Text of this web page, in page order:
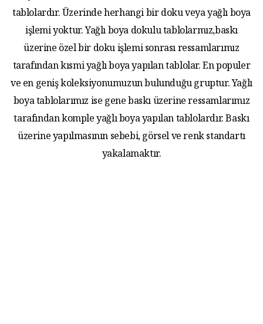
tablolardır. Üzerinde herhangi bir doku veya yağlı boya
işlemi yoktur. Yağlı boya dokulu tablolarmız,baskı
üzerine özel bir doku işlemi sonrası ressamlarımız
tarafından kısmi yağlı boya yapılan tablolar. En populer
ve en geniş koleksiyonumuzun bulunduğu gruptur. Yağlı
boya tablolarımız ise gene baskı üzerine ressamlarımız
tarafından komple yağlı boya yapılan tablolardır. Baskı
üzerine yapılmasının sebebi, görsel ve renk standartı
yakalamaktır.